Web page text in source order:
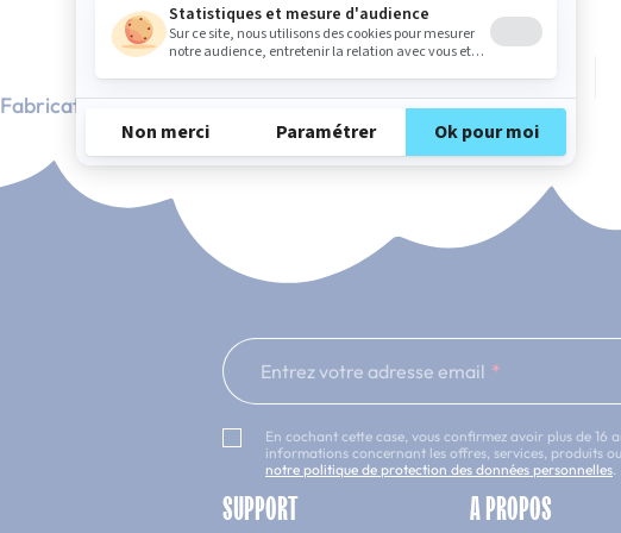
Fabrication Française 101 nuits d'essai*
Entrez votre adresse email
En cochant cette case, vous confirmez avoir plus de
informations concernant les offres, services, produits
notre politique de protection des données personnelles
SUPPORT A PROPOS